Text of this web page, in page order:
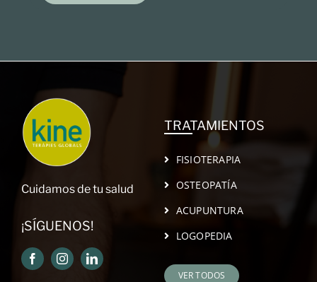
Cuidamos de tu salud
¡SÍGUENOS!
TRATAMIENTOS
FISIOTERAPIA
OSTEOPATÍA
ACUPUNTURA
LOGOPEDIA
VER TODOS